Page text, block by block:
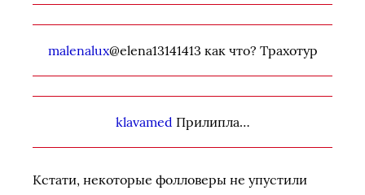
malenalux@elena13141413 как что? Трахотур
klavamed Прилипла…
Кстати, некоторые фолловеры не упустили